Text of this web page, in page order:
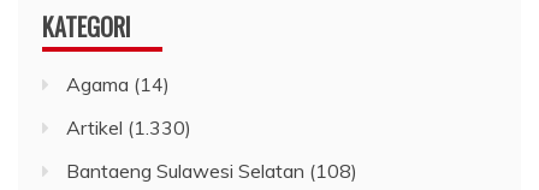
KATEGORI
Agama (14)
Artikel (1.330)
Bantaeng Sulawesi Selatan (108)